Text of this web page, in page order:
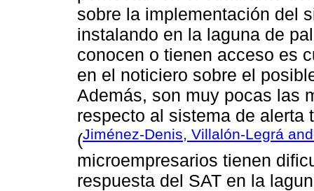
sobre la implementación del
instalando en la laguna de
conocen o tienen acceso es
en el noticiero sobre el
Además, son muy pocas las
respecto al sistema de alerta
(Jiménez-Denis, Villalón-Legrá
microempresarios tienen
respuesta del SAT en la